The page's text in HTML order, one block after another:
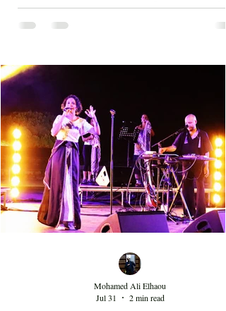
arrêté d'interagir avec les rythmes endiablés et
enflammés de cette musique malienne portant
les clameurs de l'homme éternel pour une vie
terre bien meilleure. Salif Keita, sur scène,
non seulement le cœur de son aud
Mohamed Ali Elhaou
Jul 31
2 min read